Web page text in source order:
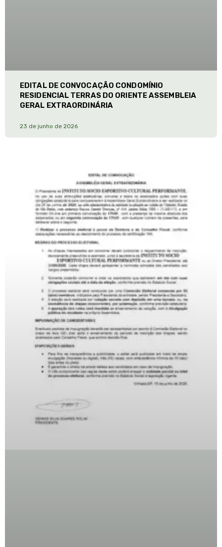
EDITAL DE CONVOCAÇÃO CONDOMÍNIO
RESIDENCIAL TERRAS DO ORIENTE ASSEMBLEIA
GERAL EXTRAORDINÁRIA
23 de junho de 2026